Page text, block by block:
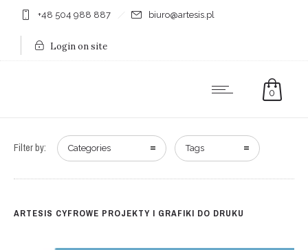
+48 504 988 887 biuro@artesis.pl
Login on site
0
Filter by: Categories Tags
ARTESIS CYFROWE PROJEKTY I GRAFIKI DO DRUKU